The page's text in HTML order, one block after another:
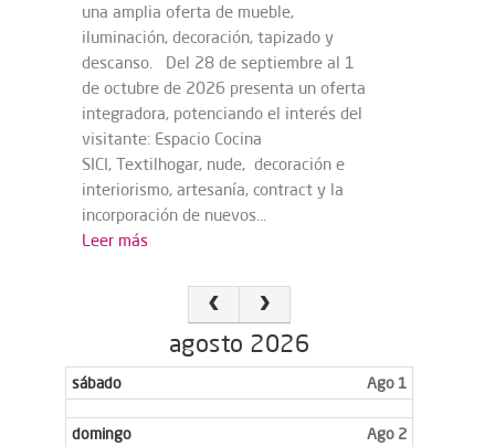
una amplia oferta de mueble,
iluminación, decoración, tapizado y
descanso. Del 28 de septiembre al 1
de octubre de 2026 presenta un oferta
integradora, potenciando el interés del
visitante: Espacio Cocina
SICI, Textilhogar, nude, decoración e
interiorismo, artesanía, contract y la
incorporación de nuevos...
Leer más
agosto 2026
sábado Ago 1
domingo Ago 2